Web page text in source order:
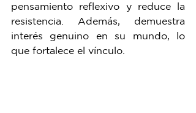
pensamiento reflexivo y reduce la
resistencia. Además, demuestra
interés genuino en su mundo, lo
que fortalece el vínculo.